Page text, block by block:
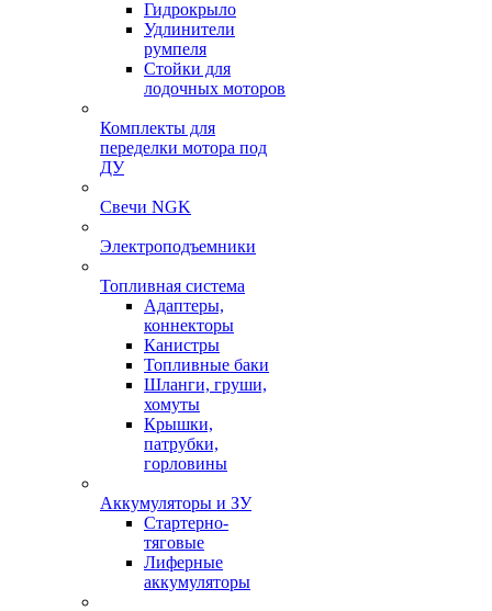
Гидрокрыло
Удлинители
румпеля
Стойки для
лодочных моторов
Комплекты для
переделки мотора под
ДУ
Свечи NGK
Электроподъемники
Топливная система
Адаптеры,
коннекторы
Канистры
Топливные баки
Шланги, груши,
хомуты
Крышки,
патрубки,
горловины
Аккумуляторы и ЗУ
Стартерно-
тяговые
Лиферные
аккумуляторы